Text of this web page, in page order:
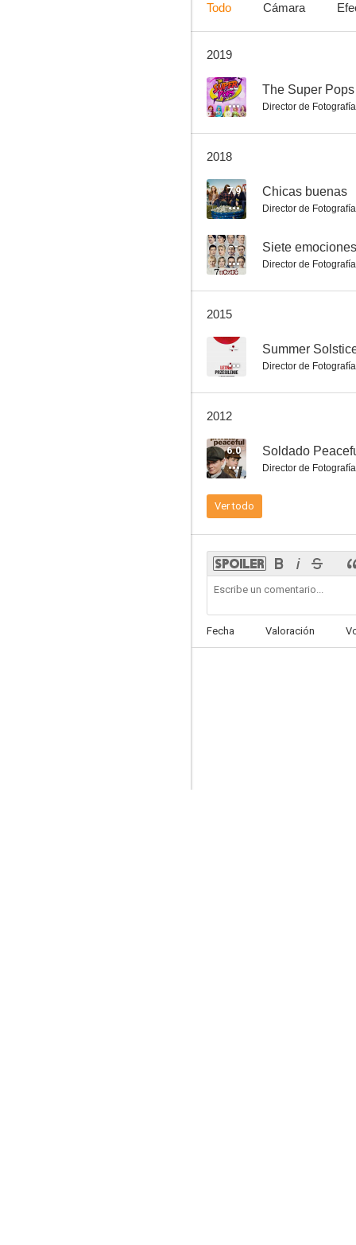
Powder (Pura energía)
El corazón valiente de Irena Sendler
7.0
6.6
6.0
Todo Cámara
2019
-- The Super Pops
Director de Fotografía
2018
7.9 Chicas buenas
Director de Fotografía
-- Siete emociones
Director de Fotografía
2015
-- Summer
Director de Fotografía
2012
6.0 Soldado
Director de Fotografía
Ver todo
Fecha Valoración